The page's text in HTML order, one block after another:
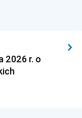
2026 r. o